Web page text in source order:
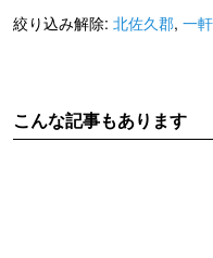
絞り込み解除: 北佐久郡, 一
こんな記事もあります